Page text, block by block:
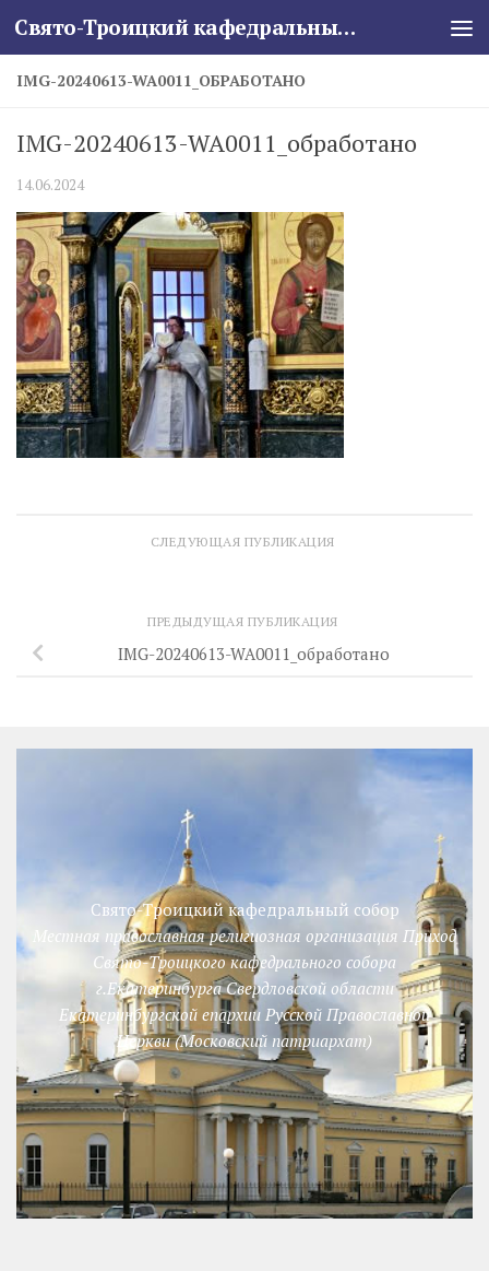
Skip to content Свято-Троицкий кафедральный собор
IMG-20240613-WA0011_ОБРАБОТАНО
IMG-20240613-WA0011_обработано
14.06.2024
СЛЕДУЮЩАЯ ПУБЛИКАЦИЯ
ПРЕДЫДУЩАЯ ПУБЛИКАЦИЯ
IMG-20240613-WA0011_обработано
Свято-Троицкий кафедральный собор
Местная православная религиозная организация Приход
Свято-Троицкого кафедрального собора
г.Екатеринбурга Свердловской области
Екатеринбургской епархии Русской Православной
Церкви (Московский патриархат)